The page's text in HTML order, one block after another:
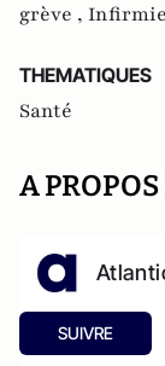
grève ,
THEMATIQUES
Santé
A
SUIVRE